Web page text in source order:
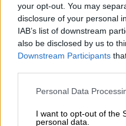
your opt-out. You may
disclosure of your personal
IAB’s list of downstream
also be disclosed by us to
Downstream Participants
Please note that this
not limited to your visit or
Personal Data
I want to opt-out of the
personal data.
Είχε
απολυτήριο
δικαίωμα
διαγωνιστική ως
ξεκίνησε να
Νοσοκομείο